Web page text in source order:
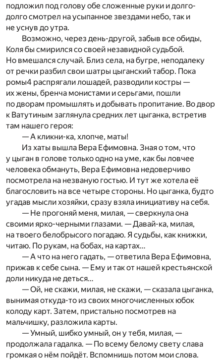
подложил под голову обе сложенные руки и долго-
долго смотрел на усыпанное звездами небо, так и
не уснув до утра.
Возможно, через день-другой, забыв все обиды,
Коля бы смирился со своей незавидной судьбой.
Но вмешался случай. Близ села, на бугре, неподалеку
от речки разбил свои шатры цыганский табор. Пока
ромы4 распрягали лошадей, разводили костры —
их жены, бренча монистами и серьгами, пошли
по дворам промышлять и добывать пропитание. Во двор
к Ватутиным заглянула средних лет цыганка, встретив
там нашего героя:
— А кликни-ка, хлопче, маты!
Из хаты вышла Вера Ефимовна. Зная о том, что
у цыган в голове только одно на уме, как бы ловчее
человека обмануть, Вера Ефимовна недоверчиво
посмотрела на незваную гостью. И тут же хотела её
благословить на все четыре стороны. Но цыганка, будто
угадав мысли хозяйки, сразу взяла инициативу на себя.
— Не прогоняй меня, милая, — сверкнула она
своими ярко-черными глазами. — Давай-ка, милая,
на твоего белобрысого погадаю. Я судьбы, как книжки,
читаю. По рукам, на бобах, на картах…
— А что на него гадать, — ответила Вера Ефимовна,
прижав к себе сына. — Ему и так от нашей крестьянской
доли никуда не деться…
— Ой, не скажи, милая, не скажи, — сказала цыганка,
вынимая откуда-то из своих многочисленных юбок
колоду карт. Затем, пристально посмотрев на
мальчишку, разложила карты.
— Умный, шибко умный, он у тебя, милая, —
продолжала гадалка. — По всему белому свету слава
громкая о нём пойдёт. Вспомнишь потом мои слова.